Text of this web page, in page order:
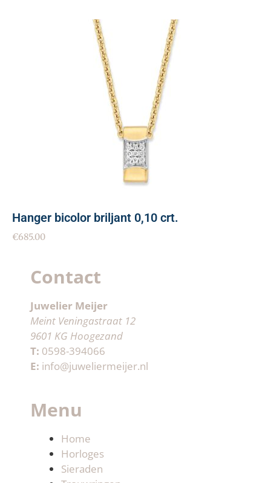
Hanger bicolor briljant 0,10 crt.
€685.00
Contact
Juwelier Meijer
Meint Veningastraat 12
9601 KG Hoogezand
T: 0598-394066
E: info@juweliermeijer.nl
Menu
Home
Horloges
Sieraden